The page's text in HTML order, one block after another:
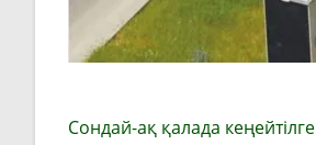
Сондай-ақ қалада